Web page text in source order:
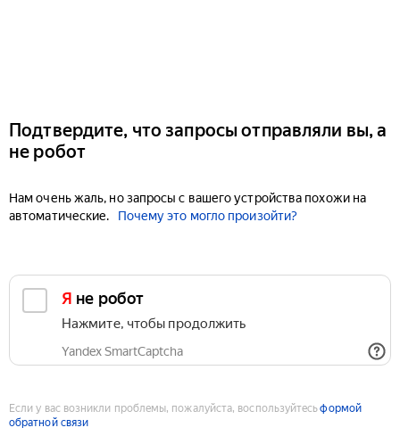
Подтвердите, что запросы отправляли вы, а
не робот
Нам очень жаль, но запросы с вашего устройства похожи на
автоматические.
Почему это могло произойти?
Я не робот
Нажмите, чтобы продолжить
Yandex SmartCaptcha
Если у вас возникли проблемы, пожалуйста, воспользуйтесьформой
обратной связи